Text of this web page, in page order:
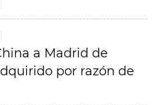
a Madrid de
por razón de